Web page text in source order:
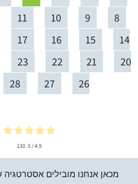
8
9
10
11
14
15
16
17
20
21
22
23
26
27
28
4.9
/ 5.
130
מכאן אנחנו מובילים